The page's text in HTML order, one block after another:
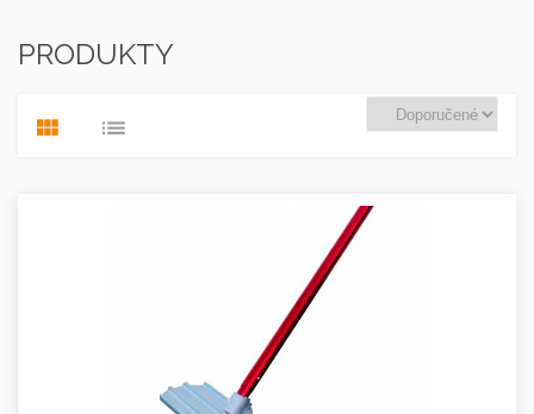
PRODUKTY